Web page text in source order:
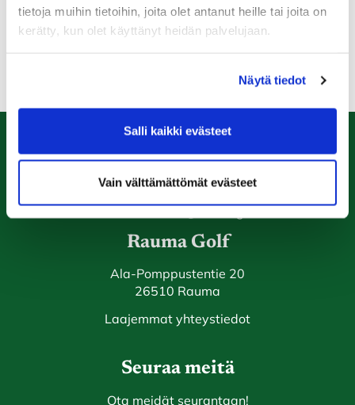
tietoja muihin tietoihin, joita olet antanut heille tai joita on
kerätty, kun olet käyttänyt heidän palvelujaan.
Näytä tiedot
Salli kaikki evästeet
Vain välttämättömät evästeet
Caddiemaster
Rauma Golf
Ala-Pomppustentie 20
26510 Rauma
Laajemmat yhteystiedot
Seuraa meitä
Ota meidät seurantaan!